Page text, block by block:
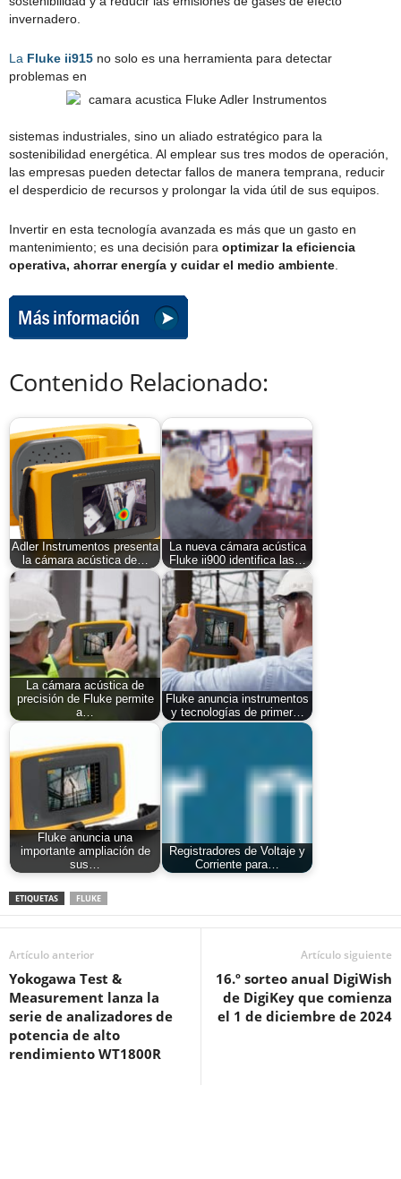
invernadero.
La Fluke ii915 no solo es una herramienta para detectar
problemas en
sistemas industriales, sino un aliado estratégico para la
sostenibilidad energética. Al emplear sus tres modos de operación,
las empresas pueden detectar fallos de manera temprana, reducir
el desperdicio de recursos y prolongar la vida útil de sus equipos.
Invertir en esta tecnología avanzada es más que un gasto en
mantenimiento; es una decisión para optimizar la eficiencia
operativa, ahorrar energía y cuidar el medio ambiente.
Contenido Relacionado:
Adler Instrumentos presenta
la cámara acústica de…
La nueva cámara acústica
Fluke ii900 identifica las…
La cámara acústica de
precisión de Fluke permite
a…
Fluke anuncia instrumentos
y tecnologías de primer…
Fluke anuncia una
importante ampliación de
sus…
Registradores de Voltaje y
Corriente para…
ETIQUETAS FLUKE
Artículo anterior
Yokogawa Test &
Measurement lanza la
serie de analizadores de
potencia de alto
rendimiento WT1800R
Artículo siguiente
16.º sorteo anual DigiWish
de DigiKey que comienza
el 1 de diciembre de 2024